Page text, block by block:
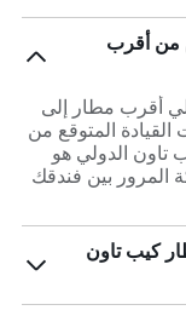
من أقرب
أقرب مطار إلى
المتوقع من
تاون الدولي هو
المرور بين فندقك
كيب تاون